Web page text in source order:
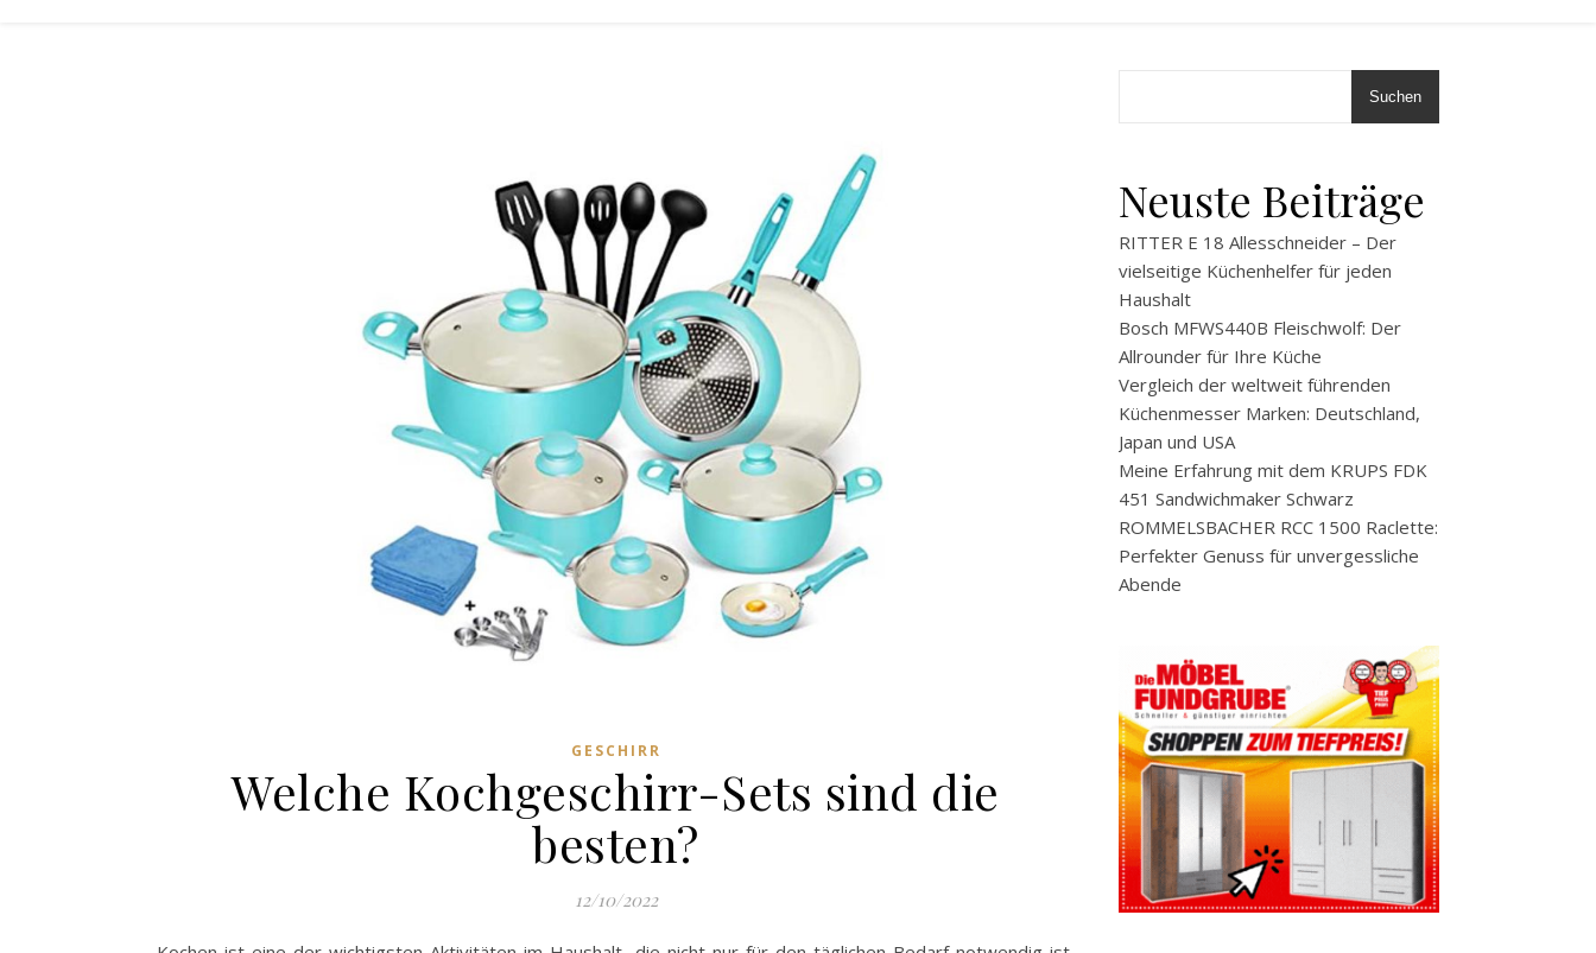
GESCHIRR
Welche Kochgeschirr-Sets sind die
besten?
12/10/2022
Suchen
Neuste Beiträge
RITTER E 18 Allesschneider – Der
vielseitige Küchenhelfer für jeden
Haushalt
Bosch MFWS440B Fleischwolf: Der
Allrounder für Ihre Küche
Vergleich der weltweit führenden
Küchenmesser Marken: Deutschland,
Japan und USA
Meine Erfahrung mit dem KRUPS FDK
451 Sandwichmaker Schwarz
ROMMELSBACHER RCC 1500 Raclette:
Perfekter Genuss für unvergessliche
Abende